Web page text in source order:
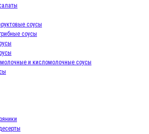
соусы
соусы
и кисломолочные соусы